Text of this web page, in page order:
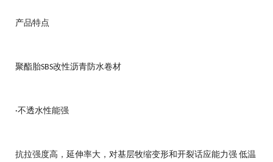
产品特点
聚酯胎SBS改性沥青防水卷材
·不透水性能强
抗拉强度高，延伸率大，对基层牧缩变形和开裂话应能力强 低温